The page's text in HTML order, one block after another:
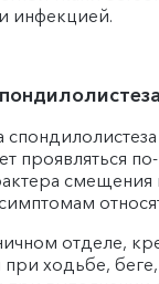
инфекцией.
проявляться
смещения
отделе,
ходьбе, беге,